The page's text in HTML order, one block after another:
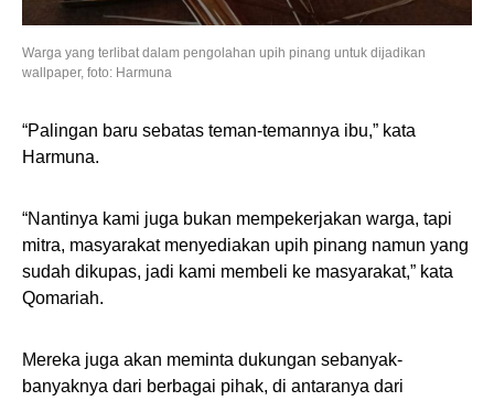
Warga yang terlibat dalam pengolahan upih pinang untuk dijadikan
wallpaper, foto: Harmuna
“Palingan baru sebatas teman-temannya ibu,” kata
Harmuna.
“Nantinya kami juga bukan mempekerjakan warga, tapi
mitra, masyarakat menyediakan upih pinang namun yang
sudah dikupas, jadi kami membeli ke masyarakat,” kata
Qomariah.
Mereka juga akan meminta dukungan sebanyak-
banyaknya dari berbagai pihak, di antaranya dari